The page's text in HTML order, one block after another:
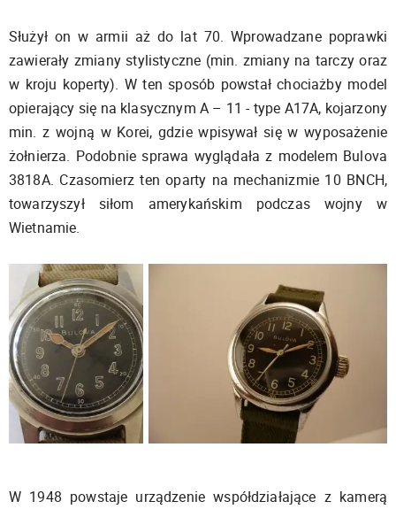
Służył on w armii aż do lat 70. Wprowadzane poprawki
zawierały zmiany stylistyczne (min. zmiany na tarczy oraz
w kroju koperty). W ten sposób powstał chociażby model
opierający się na klasycznym A – 11 - type A17A, kojarzony
min. z wojną w Korei, gdzie wpisywał się w wyposażenie
żołnierza. Podobnie sprawa wyglądała z modelem Bulova
3818A. Czasomierz ten oparty na mechanizmie 10 BNCH,
towarzyszył siłom amerykańskim podczas wojny w
Wietnamie.
W 1948 powstaje urządzenie współdziałające z kamerą